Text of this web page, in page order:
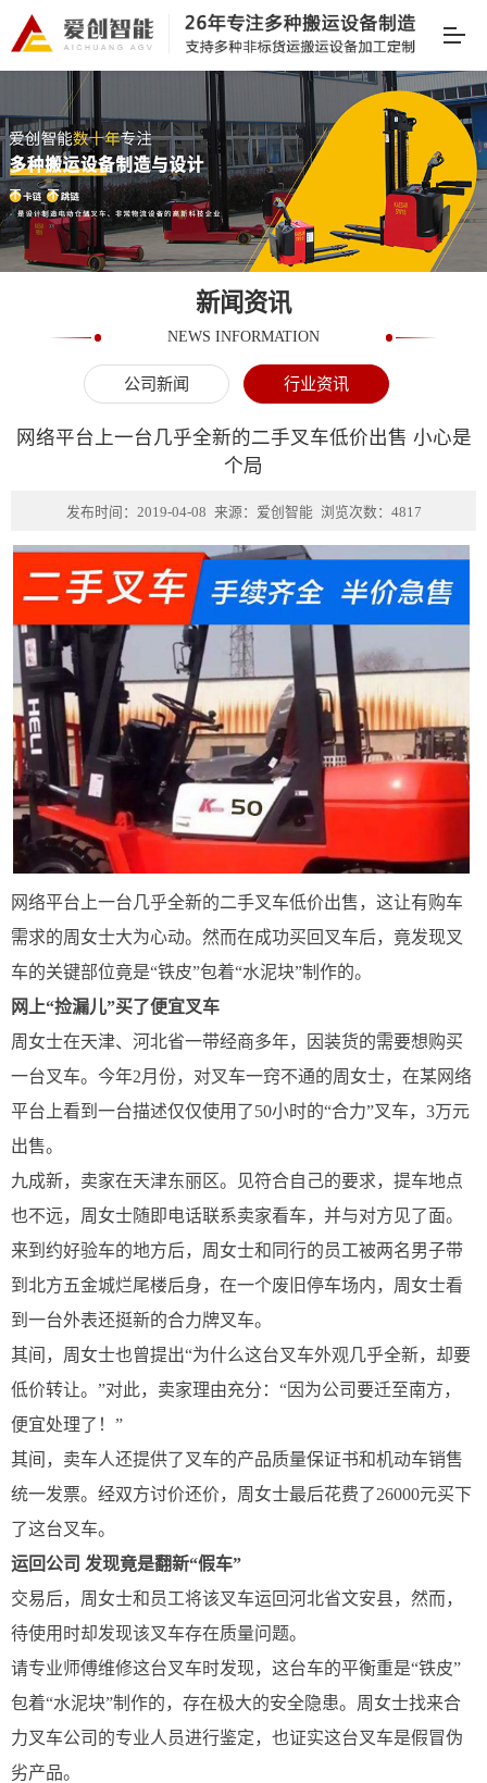
新闻资讯
NEWS INFORMATION
公司新闻 行业资讯
网络平台上一台几乎全新的二手叉车低价出售 小心是
个局
发布时间：2019-04-08 来源：爱创智能 浏览次数：4817
网络平台上一台几乎全新的二手叉车低价出售，这让有购车
需求的周女士大为心动。然而在成功买回叉车后，竟发现叉
车的关键部位竟是“铁皮”包着“水泥块”制作的。
网上“捡漏儿”买了便宜叉车
周女士在天津、河北省一带经商多年，因装货的需要想购买
一台叉车。今年2月份，对叉车一窍不通的周女士，在某网络
平台上看到一台描述仅仅使用了50小时的“合力”叉车，3万元
出售。
九成新，卖家在天津东丽区。见符合自己的要求，提车地点
也不远，周女士随即电话联系卖家看车，并与对方见了面。
来到约好验车的地方后，周女士和同行的员工被两名男子带
到北方五金城烂尾楼后身，在一个废旧停车场内，周女士看
到一台外表还挺新的合力牌叉车。
其间，周女士也曾提出“为什么这台叉车外观几乎全新，却要
低价转让。”对此，卖家理由充分：“因为公司要迁至南方，
便宜处理了！”
其间，卖车人还提供了叉车的产品质量保证书和机动车销售
统一发票。经双方讨价还价，周女士最后花费了26000元买下
了这台叉车。
运回公司 发现竟是翻新“假车”
交易后，周女士和员工将该叉车运回河北省文安县，然而，
待使用时却发现该叉车存在质量问题。
请专业师傅维修这台叉车时发现，这台车的平衡重是“铁皮”
包着“水泥块”制作的，存在极大的安全隐患。周女士找来合
力叉车公司的专业人员进行鉴定，也证实这台叉车是假冒伪
劣产品。